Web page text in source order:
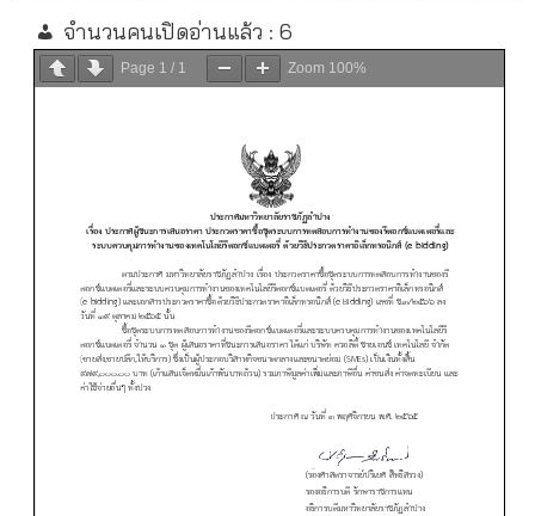
จำนวนคนเปิดอ่านแล้ว : 6
Page 1 / 1 Zoom 100%